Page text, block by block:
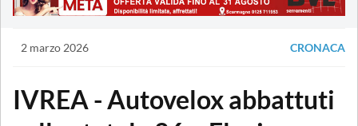
2 marzo 2026 CRONACA
IVREA - Autovelox abbattuti